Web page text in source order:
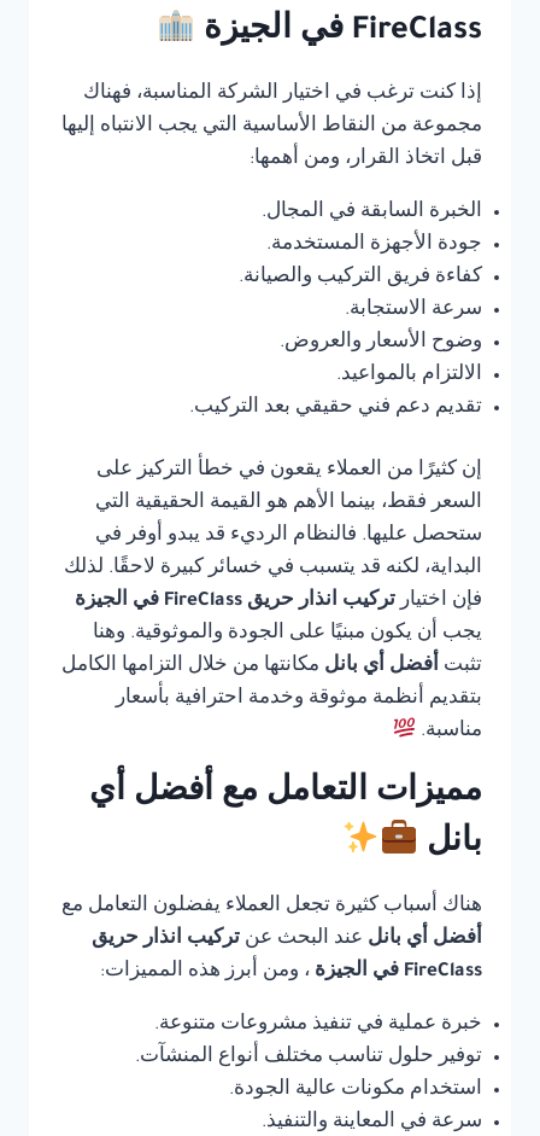
FireClass في الجيزة
إذا كنت ترغب في اختيار الشركة المناسبة، فهناك
مجموعة من النقاط الأساسية التي يجب الانتباه إليها
قبل اتخاذ القرار، ومن أهمها:
الخبرة السابقة في المجال.
جودة الأجهزة المستخدمة.
كفاءة فريق التركيب والصيانة.
سرعة الاستجابة.
وضوح الأسعار والعروض.
الالتزام بالمواعيد.
تقديم دعم فني حقيقي بعد التركيب.
إن كثيرًا من العملاء يقعون في خطأ التركيز على
السعر فقط، بينما الأهم هو القيمة الحقيقية التي
ستحصل عليها. فالنظام الرديء قد يبدو أوفر في
البداية، لكنه قد يتسبب في خسائر كبيرة لاحقًا. لذلك
فإن اختيار تركيب انذار حريق FireClass في الجيزة
يجب أن يكون مبنيًا على الجودة والموثوقية. وهنا
تثبت أفضل أي بانل مكانتها من خلال التزامها الكامل
بتقديم أنظمة موثوقة وخدمة احترافية بأسعار
مناسبة.
مميزات التعامل مع أفضل أي
بانل
هناك أسباب كثيرة تجعل العملاء يفضلون التعامل مع
أفضل أي بانل عند البحث عن تركيب انذار حريق
FireClass في الجيزة
، ومن أبرز هذه المميزات:
خبرة عملية في تنفيذ مشروعات متنوعة.
توفير حلول تناسب مختلف أنواع المنشآت.
استخدام مكونات عالية الجودة.
سرعة في المعاينة والتنفيذ.